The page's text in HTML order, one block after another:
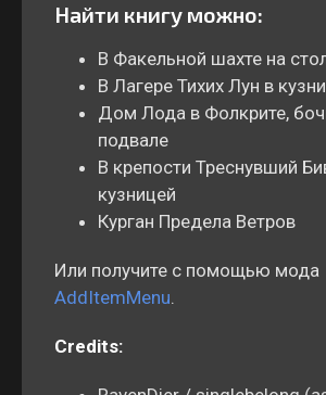
Найти книгу можно:
В Факельной шахте на
В Лагере Тихих Лун в
Дом Лода в Фолкрите,
подвале
В крепости Треснувший
кузницей
Курган Предела Ветров
Или получите с помощью мода
AddItemMenu.
Credits: